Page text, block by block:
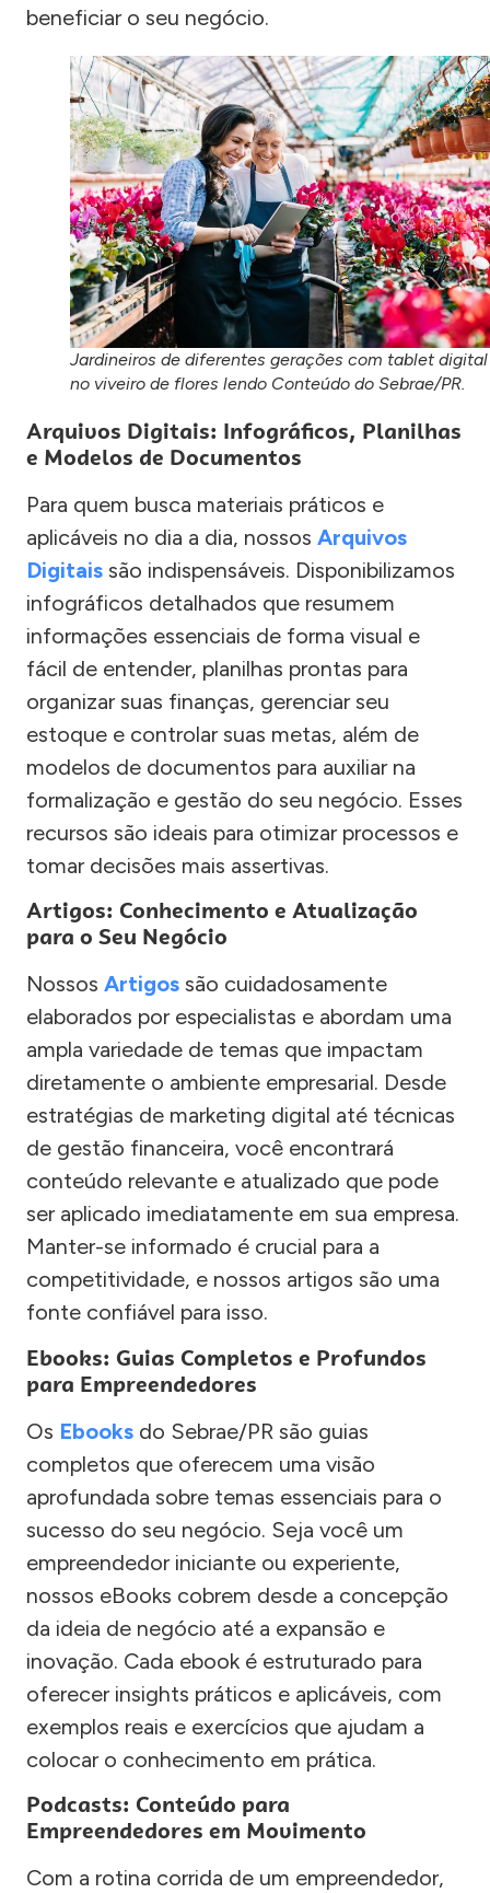
beneficiar o seu negócio.
Jardineiros de diferentes gerações com tablet digital
no viveiro de flores lendo Conteúdo do Sebrae/PR.
Arquivos Digitais: Infográficos, Planilhas
e Modelos de Documentos
Para quem busca materiais práticos e
aplicáveis no dia a dia, nossos Arquivos
Digitais são indispensáveis. Disponibilizamos
infográficos detalhados que resumem
informações essenciais de forma visual e
fácil de entender, planilhas prontas para
organizar suas finanças, gerenciar seu
estoque e controlar suas metas, além de
modelos de documentos para auxiliar na
formalização e gestão do seu negócio. Esses
recursos são ideais para otimizar processos e
tomar decisões mais assertivas.
Artigos: Conhecimento e Atualização
para o Seu Negócio
Nossos Artigos são cuidadosamente
elaborados por especialistas e abordam uma
ampla variedade de temas que impactam
diretamente o ambiente empresarial. Desde
estratégias de marketing digital até técnicas
de gestão financeira, você encontrará
conteúdo relevante e atualizado que pode
ser aplicado imediatamente em sua empresa.
Manter-se informado é crucial para a
competitividade, e nossos artigos são uma
fonte confiável para isso.
Ebooks: Guias Completos e Profundos
para Empreendedores
Os Ebooks do Sebrae/PR são guias
completos que oferecem uma visão
aprofundada sobre temas essenciais para o
sucesso do seu negócio. Seja você um
empreendedor iniciante ou experiente,
nossos eBooks cobrem desde a concepção
da ideia de negócio até a expansão e
inovação. Cada ebook é estruturado para
oferecer insights práticos e aplicáveis, com
exemplos reais e exercícios que ajudam a
colocar o conhecimento em prática.
Podcasts: Conteúdo para
Empreendedores em Movimento
Com a rotina corrida de um empreendedor,